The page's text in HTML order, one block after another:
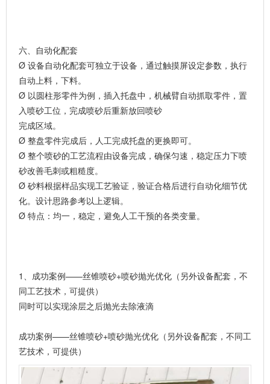
六、自动化配套
Ø 设备自动化配套可独立于设备，通过触摸屏设定参数，执行
自动上料，下料。
Ø 以圆柱形零件为例，插入托盘中，机械臂自动抓取零件，置
入喷砂工位，完成喷砂后重新放回喷砂
完成区域。
Ø 整盘零件完成后，人工完成托盘的更换即可。
Ø 整个喷砂的工艺流程由设备完成，确保匀速，稳定压力下喷
砂改善毛刺或粗糙度。
Ø 砂料根据样品实现工艺验证，验证合格后进行自动化细节优
化。设计思路参考以上逻辑。
Ø 特点：均一，稳定，避免人工干预的各类变量。
1、成功案例——丝锥喷砂+喷砂抛光优化（另外设备配套，不
同工艺技术，可提供）
同时可以实现涂层之后抛光去除液滴
成功案例——丝锥喷砂+喷砂抛光优化（另外设备配套，不同工
艺技术，可提供）